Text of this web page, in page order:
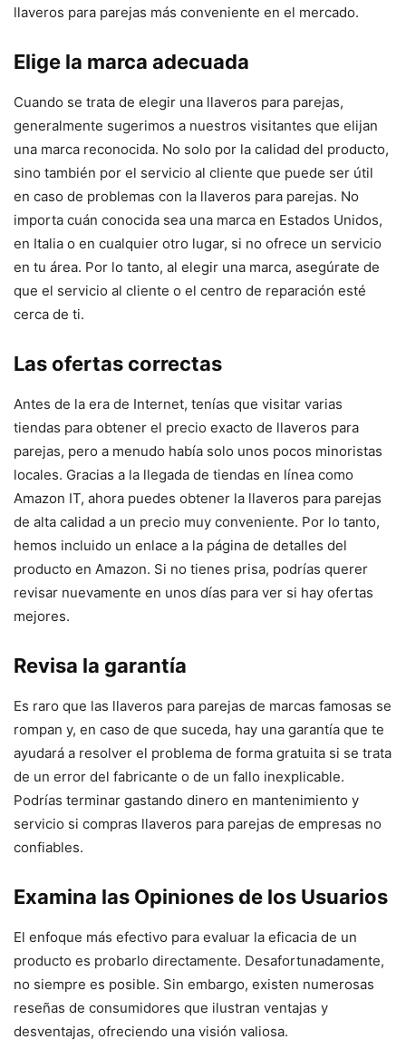
llaveros para parejas más conveniente en el mercado.
Elige la marca adecuada
Cuando se trata de elegir una llaveros para parejas,
generalmente sugerimos a nuestros visitantes que elijan
una marca reconocida. No solo por la calidad del producto,
sino también por el servicio al cliente que puede ser útil
en caso de problemas con la llaveros para parejas. No
importa cuán conocida sea una marca en Estados Unidos,
en Italia o en cualquier otro lugar, si no ofrece un servicio
en tu área. Por lo tanto, al elegir una marca, asegúrate de
que el servicio al cliente o el centro de reparación esté
cerca de ti.
Las ofertas correctas
Antes de la era de Internet, tenías que visitar varias
tiendas para obtener el precio exacto de llaveros para
parejas, pero a menudo había solo unos pocos minoristas
locales. Gracias a la llegada de tiendas en línea como
Amazon IT, ahora puedes obtener la llaveros para parejas
de alta calidad a un precio muy conveniente. Por lo tanto,
hemos incluido un enlace a la página de detalles del
producto en Amazon. Si no tienes prisa, podrías querer
revisar nuevamente en unos días para ver si hay ofertas
mejores.
Revisa la garantía
Es raro que las llaveros para parejas de marcas famosas se
rompan y, en caso de que suceda, hay una garantía que te
ayudará a resolver el problema de forma gratuita si se trata
de un error del fabricante o de un fallo inexplicable.
Podrías terminar gastando dinero en mantenimiento y
servicio si compras llaveros para parejas de empresas no
confiables.
Examina las Opiniones de los Usuarios
El enfoque más efectivo para evaluar la eficacia de un
producto es probarlo directamente. Desafortunadamente,
no siempre es posible. Sin embargo, existen numerosas
reseñas de consumidores que ilustran ventajas y
desventajas, ofreciendo una visión valiosa.